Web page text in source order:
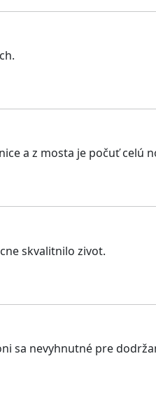
a z mosta je počuť celú
skvalitnilo zivot.
sa nevyhnutné pre